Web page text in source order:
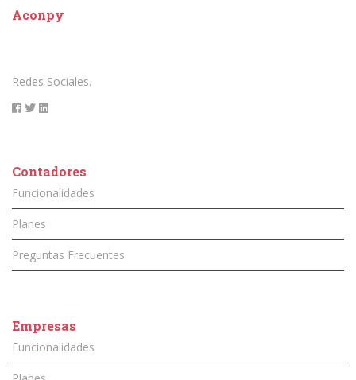
Aconpy
Redes Sociales.
Contadores
Funcionalidades
Planes
Preguntas Frecuentes
Empresas
Funcionalidades